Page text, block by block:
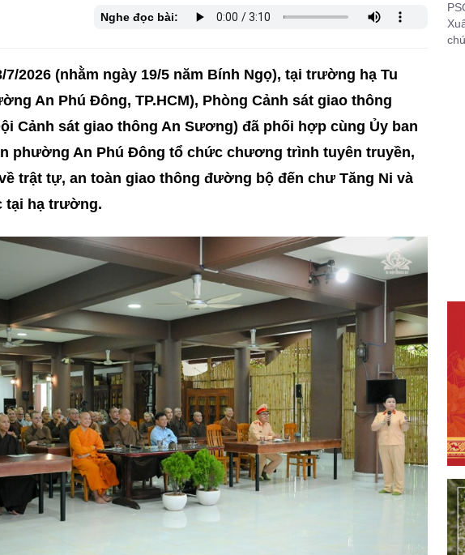
Nghe đọc bài:
7/2026 (nhằm ngày 19/5 năm Bính Ngọ), tại trường hạ Tu
An Phú Đông, TP.HCM), Phòng Cảnh sát giao thông
Cảnh sát giao thông An Sương) đã phối hợp cùng Ủy ban
phường An Phú Đông tổ chức chương trình tuyên truyền,
trật tự, an toàn giao thông đường bộ đến chư Tăng Ni và
tại hạ trường.